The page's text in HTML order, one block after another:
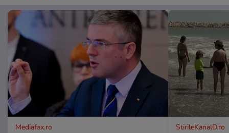
Mediafax.ro StirileKanalD.ro